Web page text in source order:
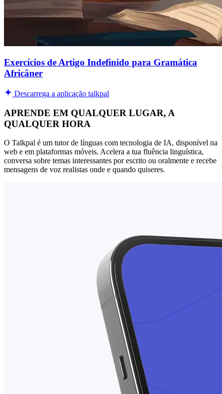
Exercícios de Artigo Indefinido para Gramática
Africâner
Descarrega a aplicação talkpal
APRENDE EM QUALQUER LUGAR, A
QUALQUER HORA
O Talkpal é um tutor de línguas com tecnologia de IA, disponível na
web e em plataformas móveis. Acelera a tua fluência linguística,
conversa sobre temas interessantes por escrito ou oralmente e recebe
mensagens de voz realistas onde e quando quiseres.